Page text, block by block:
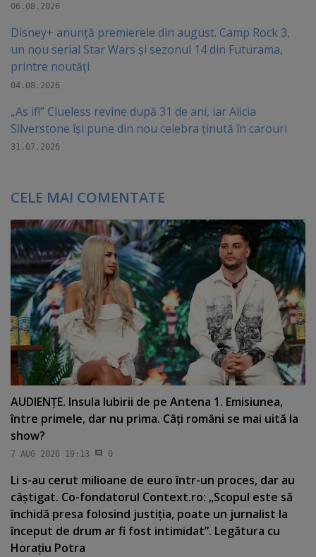
06.08.2026
Disney+ anunță premierele din august. Camp Rock 3,
un nou serial Star Wars și sezonul 14 din Futurama,
printre noutăți
04.08.2026
„As if!” Clueless revine după 31 de ani, iar Alicia
Silverstone își pune din nou celebra ținută în carouri
31.07.2026
CELE MAI COMENTATE
AUDIENŢE. Insula Iubirii de pe Antena 1. Emisiunea,
între primele, dar nu prima. Câţi români se mai uită la
show?
7 AUG 2026 19:13 0
Li s-au cerut milioane de euro într-un proces, dar au
câştigat. Co-fondatorul Context.ro: „Scopul este să
închidă presa folosind justiţia, poate un jurnalist la
început de drum ar fi fost intimidat”. Legătura cu
Horaţiu Potra